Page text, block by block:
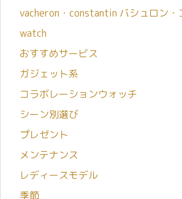
vacheron・constantin バシュロン・
watch
おすすめサービス
ガジェット系
コラボレーションウォッチ
シーン別選び
プレゼント
メンテナンス
レディースモデル
季節